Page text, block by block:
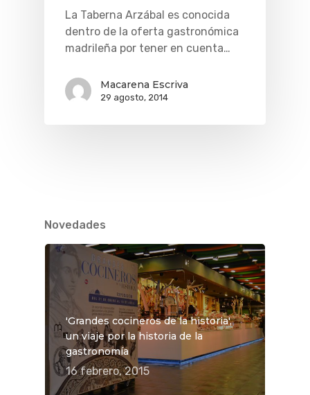
La Taberna Arzábal es conocida
dentro de la oferta gastronómica
madrileña por tener en cuenta…
Macarena Escriva
29 agosto, 2014
Novedades
'Grandes cocineros de la historia',
un viaje por la historia de la
gastronomía
16 febrero, 2015
Museos Y
Teatro
Novedades
Cine
Música
Restaurantes
Rutas Por Madrid
Bares Y Cafés
Gourmet
Gastro
VIAJES
BEAUTY
CONTACTO